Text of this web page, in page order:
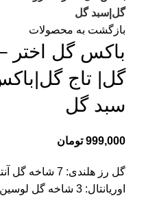
گل|سبد گل
بازگشت به محصولات
باکس گل اختر
گل| تاج
سبد گل
999,000 تومان
اوریانتال: 3 شاخه گل لوسین توس: 3 بسته